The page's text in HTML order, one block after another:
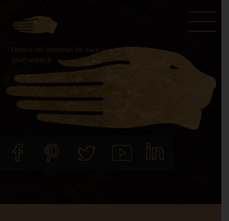
naar
hoofd
naar
voettekst
Onderzoek Deetman RK-Kerk is niet
onafhankelijk